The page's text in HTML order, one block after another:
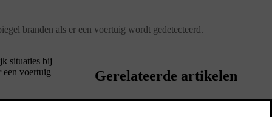
branden als er een voertuig wordt gedetecteerd.
situaties bij
een voertuig
Gerelateerde artikelen